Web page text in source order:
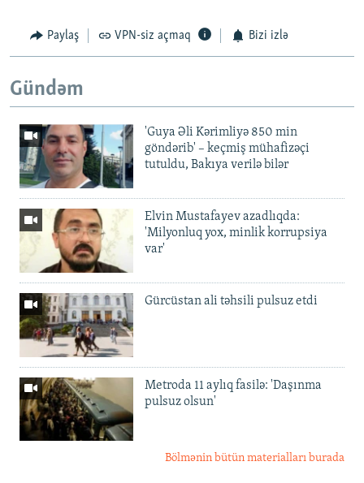
Paylaş VPN-siz açmaq Bizi izlə
Gündəm
'Guya Əli Kərimliyə 850 min
göndərib' – keçmiş mühafizəçi
tutuldu, Bakıya verilə bilər
Elvin Mustafayev azadlıqda:
'Milyonluq yox, minlik korrupsiya
var'
Gürcüstan ali təhsili pulsuz etdi
Metroda 11 aylıq fasilə: 'Daşınma
pulsuz olsun'
Bölmənin bütün materialları burada